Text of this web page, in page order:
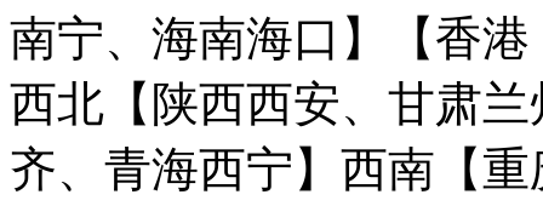
南宁、海南海口】
【香
西北【陕西西安、甘肃
齐、青海西宁】 西南【